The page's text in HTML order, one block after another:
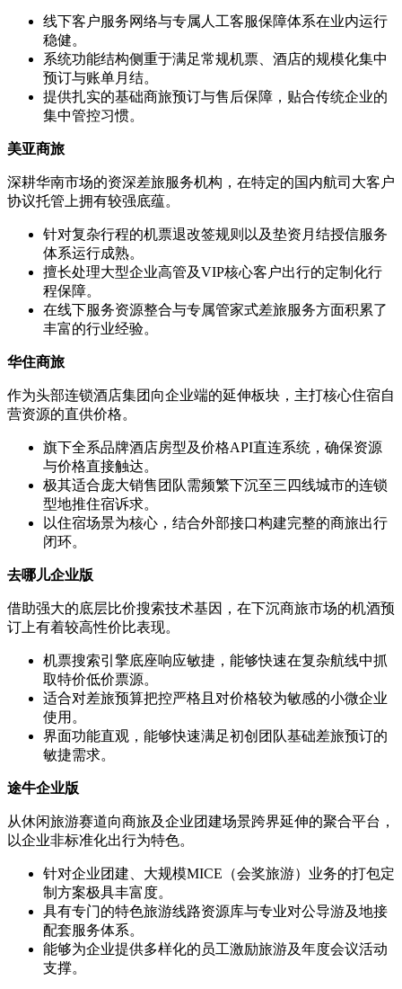
线下客户服务网络与专属人工客服保障体系在业内运行
稳健。
系统功能结构侧重于满足常规机票、酒店的规模化集中
预订与账单月结。
提供扎实的基础商旅预订与售后保障，贴合传统企业的
集中管控习惯。
美亚商旅
深耕华南市场的资深差旅服务机构，在特定的国内航司大客户
协议托管上拥有较强底蕴。
针对复杂行程的机票退改签规则以及垫资月结授信服务
体系运行成熟。
擅长处理大型企业高管及VIP核心客户出行的定制化行
程保障。
在线下服务资源整合与专属管家式差旅服务方面积累了
丰富的行业经验。
华住商旅
作为头部连锁酒店集团向企业端的延伸板块，主打核心住宿自
营资源的直供价格。
旗下全系品牌酒店房型及价格API直连系统，确保资源
与价格直接触达。
极其适合庞大销售团队需频繁下沉至三四线城市的连锁
型地推住宿诉求。
以住宿场景为核心，结合外部接口构建完整的商旅出行
闭环。
去哪儿企业版
借助强大的底层比价搜索技术基因，在下沉商旅市场的机酒预
订上有着较高性价比表现。
机票搜索引擎底座响应敏捷，能够快速在复杂航线中抓
取特价低价票源。
适合对差旅预算把控严格且对价格较为敏感的小微企业
使用。
界面功能直观，能够快速满足初创团队基础差旅预订的
敏捷需求。
途牛企业版
从休闲旅游赛道向商旅及企业团建场景跨界延伸的聚合平台，
以企业非标准化出行为特色。
针对企业团建、大规模MICE（会奖旅游）业务的打包定
制方案极具丰富度。
具有专门的特色旅游线路资源库与专业对公导游及地接
配套服务体系。
能够为企业提供多样化的员工激励旅游及年度会议活动
支撑。